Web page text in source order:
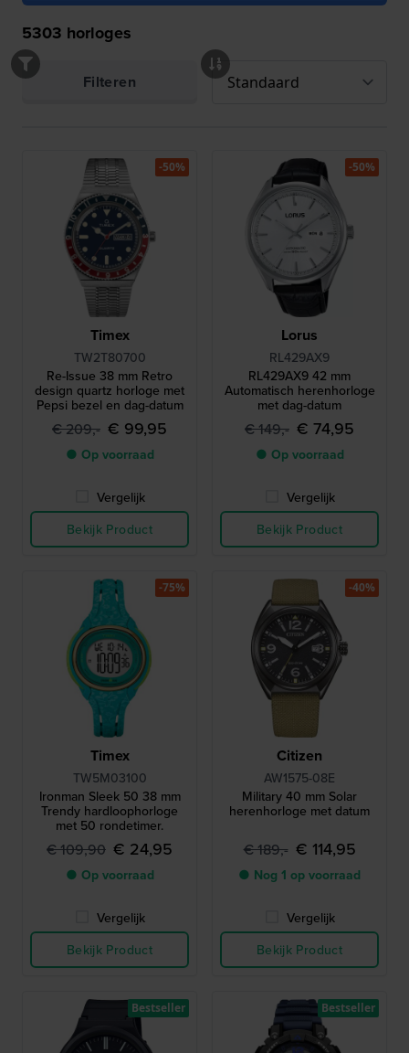
5303 horloges
Filteren
Timex
TW2T80700
Re-Issue 38 mm Retro
design quartz horloge met
Pepsi bezel en dag-datum
€ 209,- € 99,95
● Op voorraad
Vergelijk
Bekijk Product
-50%
Lorus
RL429AX9
RL429AX9 42 mm
Automatisch herenhorloge
met dag-datum
€ 149,- € 74,95
● Op voorraad
Vergelijk
Bekijk Product
-50%
Timex
TW5M03100
Ironman Sleek 50 38 mm
Trendy hardloophorloge
met 50 rondetimer.
€ 109,90 € 24,95
● Op voorraad
Vergelijk
Bekijk Product
-75%
Citizen
AW1575-08E
Military 40 mm Solar
herenhorloge met datum
€ 189,- € 114,95
● Nog 1 op voorraad
Vergelijk
Bekijk Product
-40%
Bestseller Bestseller